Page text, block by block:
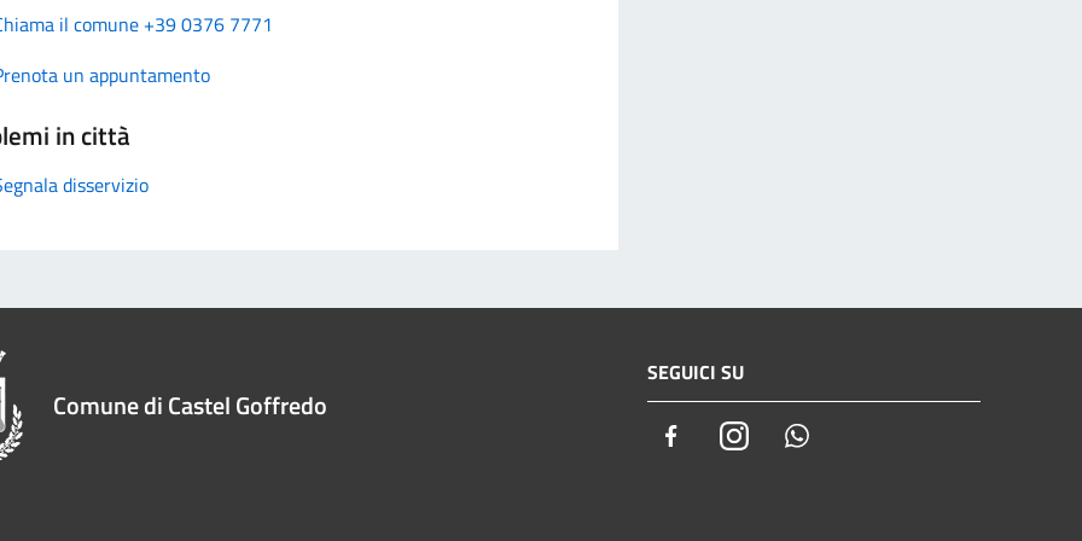
il comune +39 0376 7771
un appuntamento
in città
disservizio
Comune di Castel Goffredo
SEGUICI SU
FacebookInstagram